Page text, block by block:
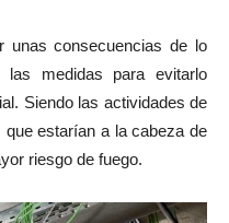
unas consecuencias de lo
medidas para evitarlo
Siendo las actividades de
estarían a la cabeza de
riesgo de fuego.